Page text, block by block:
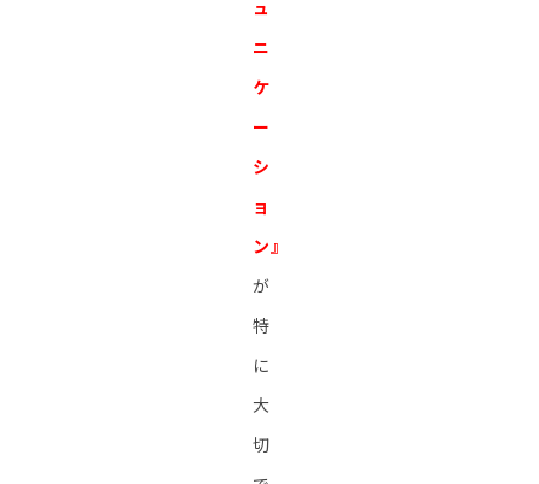
ュ
ニ
ケ
ー
シ
ョ
ン』
が
特
に
大
切